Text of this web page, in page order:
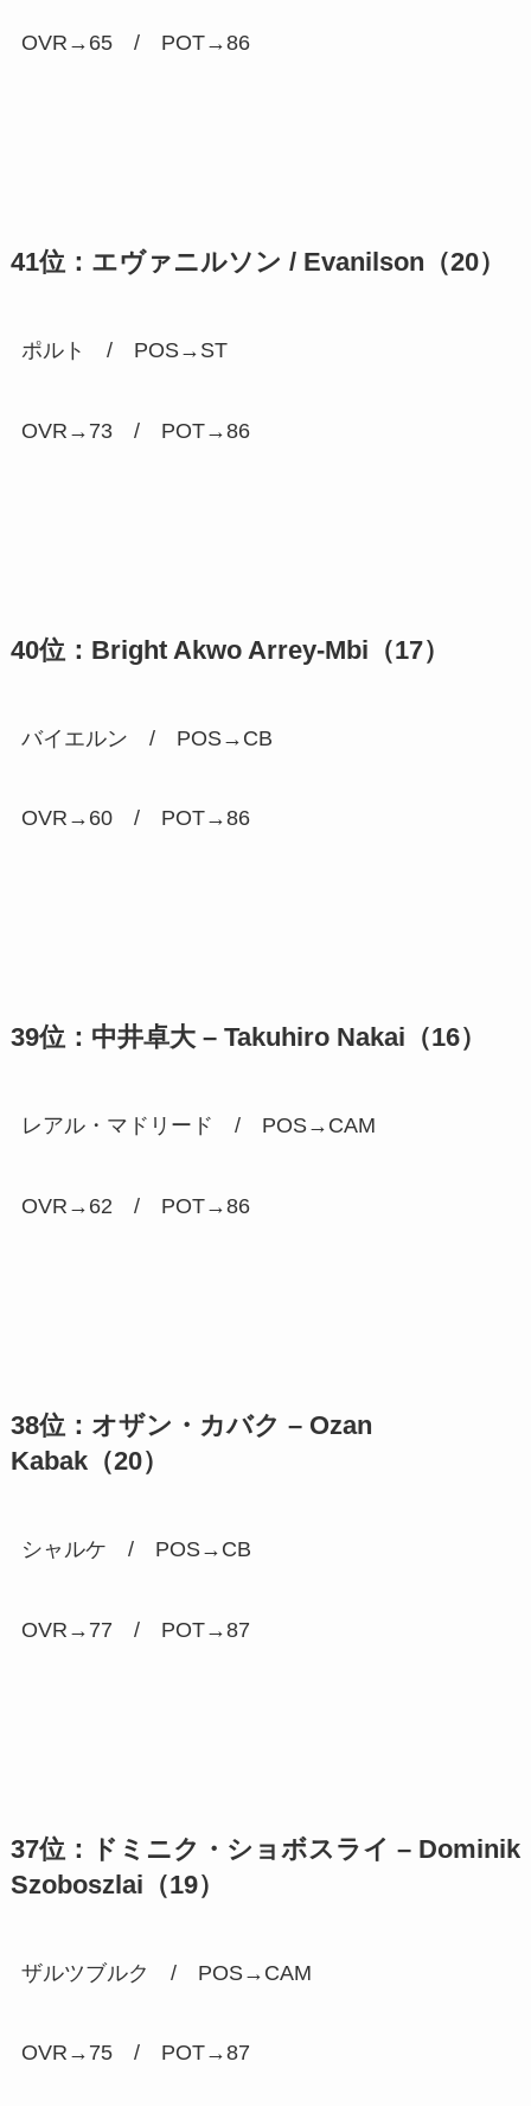
OVR→65 / POT→86
41位：エヴァニルソン / Evanilson（20）
ポルト / POS→ST
OVR→73 / POT→86
40位： Bright Akwo Arrey-Mbi（17）
バイエルン / POS→CB
OVR→60 / POT→86
39位：中井卓大 – Takuhiro Nakai（16）
レアル・マドリード / POS→CAM
OVR→62 / POT→86
38位：オザン・カバク – Ozan
Kabak（20）
シャルケ / POS→CB
OVR→77 / POT→87
37位：ドミニク・ショボスライ – Dominik
Szoboszlai（19）
ザルツブルク / POS→CAM
OVR→75 / POT→87